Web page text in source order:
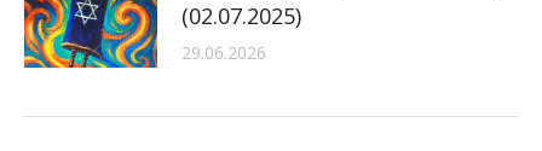
(02.07.2025)
29.06.2026